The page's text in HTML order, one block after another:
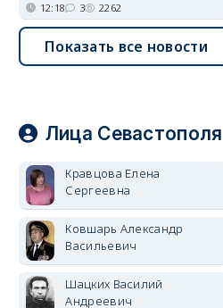
12:18 3 2262
Показать все новости
Лица Севастополя
Кравцова Елена
Сергеевна
Ковшарь Александр
Васильевич
Шацких Василий
Андреевич